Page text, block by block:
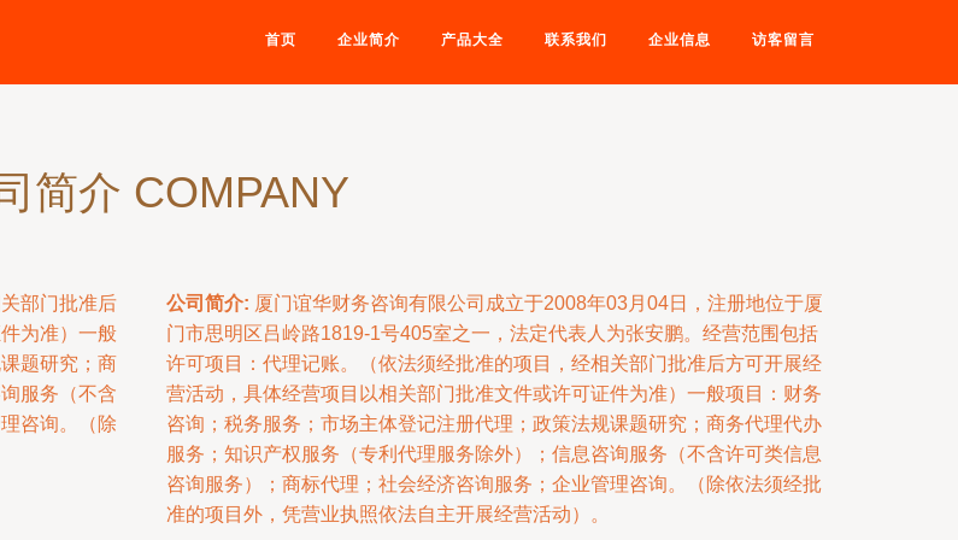
首页 企业简介 产品大全 联系我们 企业信息 访客留言
简介 COMPANY
部门批准后
为准）一般
题研究；商
服务（不含
咨询。（除
公司简介: 厦门谊华财务咨询有限公司成立于2008年03月04日，注册地位于厦
门市思明区吕岭路1819-1号405室之一，法定代表人为张安鹏。经营范围包括
许可项目：代理记账。（依法须经批准的项目，经相关部门批准后方可开展经
营活动，具体经营项目以相关部门批准文件或许可证件为准）一般项目：财务
咨询；税务服务；市场主体登记注册代理；政策法规课题研究；商务代理代办
服务；知识产权服务（专利代理服务除外）；信息咨询服务（不含许可类信息
咨询服务）；商标代理；社会经济咨询服务；企业管理咨询。（除依法须经批
准的项目外，凭营业执照依法自主开展经营活动）。